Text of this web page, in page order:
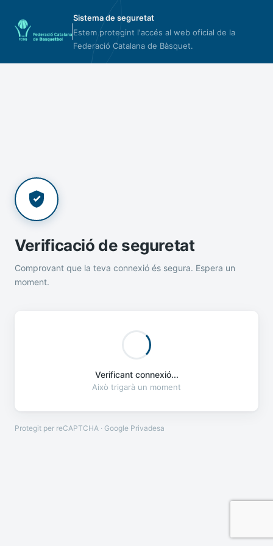
Sistema de seguretat
Estem protegint l'accés al web oficial de la
Federació Catalana de Bàsquet.
Verificació de seguretat
Comprovant que la teva connexió és segura. Espera un
moment.
Verificant connexió...
Això trigarà un moment
Protegit per reCAPTCHA · Google Privadesa